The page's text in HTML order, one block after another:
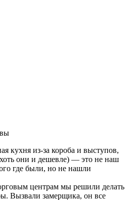
кухня из-за короба и выступов,
они и дешевле) — это не наш
где были, но не нашли
центрам мы решили делать
Вызвали замерщика, он все